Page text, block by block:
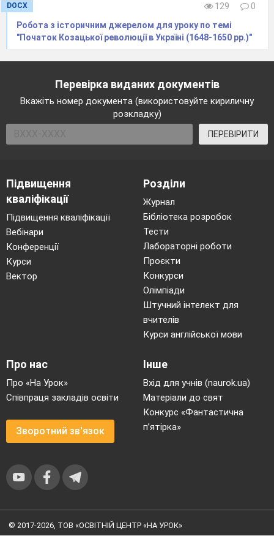
DOCX 129
0
Робота з історичним джерелом для уроку по темі
"Початок Козацької революції в Україні (1648-1650 рр.)"
Перевірка виданих документів
Вкажіть номер документа (використовуйте кириличну
розкладку)
ПЕРЕВІРИТИ
Підвищення
кваліфікації
Підвищення кваліфікації
Вебінари
Конференції
Курси
Вектор
Розділи
Журнал
Бібліотека розробок
Тести
Лабораторні роботи
Проєкти
Конкурси
Олімпіади
Штучний інтелект для
вчителів
Курси англійської мови
Про нас
Про «На Урок»
Співпраця закладів освіти
Зворотний зв'язок
Інше
Вхід для учнів (naurok.ua)
Матеріали до свят
Конкурс «Фантастична
п’ятірка»
© 2017-2026, ТОВ «ОСВІТНІЙ ЦЕНТР «НА УРОК»